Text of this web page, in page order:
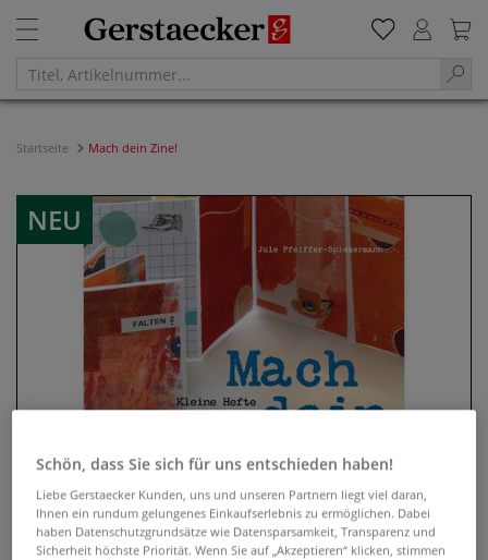
Startseite Mach dein Zine!
NEU
Schön, dass Sie sich für uns entschieden haben!
Liebe Gerstaecker Kunden, uns und unseren Partnern liegt viel daran,
Ihnen ein rundum gelungenes Einkaufserlebnis zu ermöglichen. Dabei
haben Datenschutzgrundsätze wie Datensparsamkeit, Transparenz und
Sicherheit höchste Priorität. Wenn Sie auf „Akzeptieren“ klicken, stimmen